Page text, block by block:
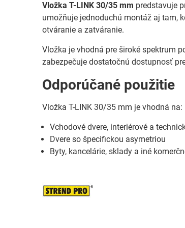
Vložka T-LINK 30/35 mm predstavuje
umožňuje jednoduchú montáž aj tam,
otváranie a zatváranie.
Vložka je vhodná pre široké spektrum
zabezpečuje dostatočnú dostupnosť
Odporúčané použitie
Vložka T-LINK 30/35 mm je vhodná na:
Vchodové dvere, interiérové a
Dvere so špecifickou asymetriou
Byty, kancelárie, sklady a iné